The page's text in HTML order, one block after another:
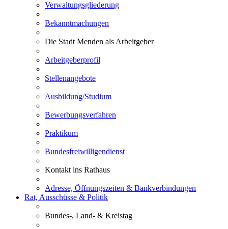
Verwaltungsgliederung
Bekanntmachungen
Die Stadt Menden als Arbeitgeber
Arbeitgeberprofil
Stellenangebote
Ausbildung/Studium
Bewerbungsverfahren
Praktikum
Bundesfreiwilligendienst
Kontakt ins Rathaus
Adresse, Öffnungszeiten & Bankverbindungen
Rat, Ausschüsse & Politik
Bundes-, Land- & Kreistag